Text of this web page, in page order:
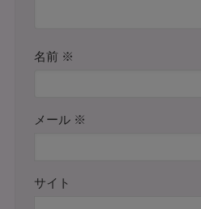
名前 ※
メール ※
サイト